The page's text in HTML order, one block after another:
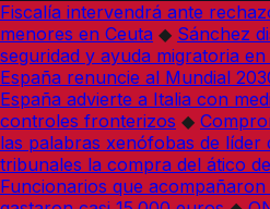
Fiscalía intervendrá ante
menores en Ceuta ◆ Sánchez
seguridad y ayuda migratoria en
España renuncie al Mundial
España advierte a Italia con
controles fronterizos ◆
las palabras xenófobas de líder
tribunales la compra del ático
Funcionarios que